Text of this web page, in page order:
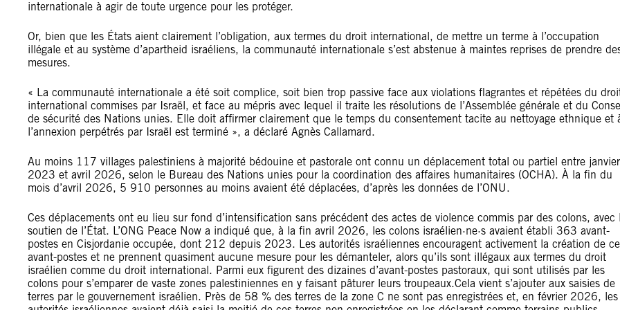
internationale à agir de toute urgence pour les protéger.
Or, bien que les États aient clairement l’obligation, aux termes du droit international, de mettre un terme à l’occupation
illégale et au système d’apartheid israéliens, la communauté internationale s’est abstenue à maintes reprises de prendre
mesures.
« La communauté internationale a été soit complice, soit bien trop passive face aux violations flagrantes et répétées du
international commises par Israël, et face au mépris avec lequel il traite les résolutions de l’Assemblée générale et du
de sécurité des Nations unies. Elle doit affirmer clairement que le temps du consentement tacite au nettoyage ethnique et
l’annexion perpétrés par Israël est terminé », a déclaré Agnès Callamard.
Au moins 117 villages palestiniens à majorité bédouine et pastorale ont connu un déplacement total ou partiel entre janvier
2023 et avril 2026, selon le Bureau des Nations unies pour la coordination des affaires humanitaires (OCHA). À la fin du
mois d’avril 2026, 5 910 personnes au moins avaient été déplacées, d’après les données de l’ONU.
Ces déplacements ont eu lieu sur fond d’intensification sans précédent des actes de violence commis par des colons, avec
soutien de l’État. L’ONG Peace Now a indiqué que, à la fin avril 2026, les colons israélien·ne·s avaient établi 363 avant-
postes en Cisjordanie occupée, dont 212 depuis 2023. Les autorités israéliennes encouragent activement la création de
avant-postes et ne prennent quasiment aucune mesure pour les démanteler, alors qu’ils sont illégaux aux termes du droit
israélien comme du droit international. Parmi eux figurent des dizaines d’avant-postes pastoraux, qui sont utilisés par les
colons pour s’emparer de vaste zones palestiniennes en y faisant pâturer leurs troupeaux.Cela vient s’ajouter aux saisies de
terres par le gouvernement israélien. Près de 58 % des terres de la zone C ne sont pas enregistrées et, en février 2026, les